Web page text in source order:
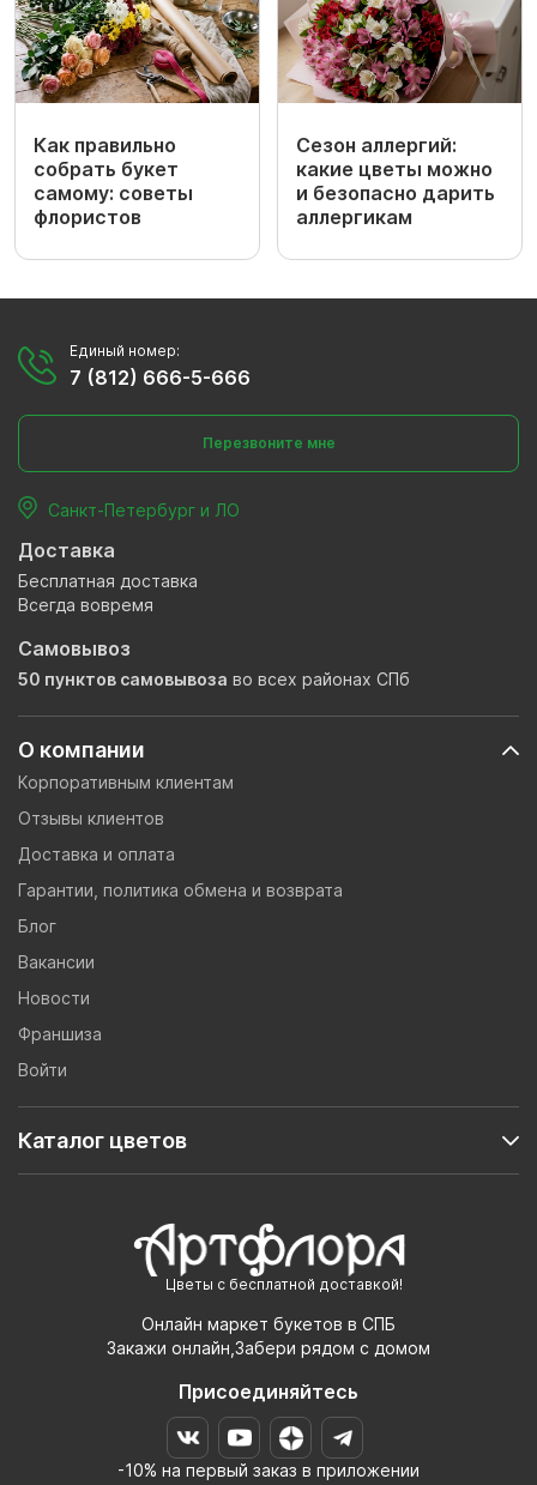
Как правильно
собрать букет
самому: советы
флористов
Сезон аллергий:
какие цветы можно
и безопасно дарить
аллергикам
Цветы с бесплатной доставкой!
Онлайн маркет букетов в СПБ
Закажи онлайн,Забери рядом с домом
Присоединяйтесь
-10% на первый заказ в приложении
О компании
Корпоративным клиентам
Отзывы клиентов
Доставка и оплата
Гарантии, политика обмена и возврата
Блог
Вакансии
Новости
Франшиза
Войти
Каталог цветов
Единый номер:
7 (812) 666-5-666
Перезвоните мне
Санкт-Петербург и ЛО
Доставка
Бесплатная доставка
Всегда вовремя
Самовывоз
50 пунктов самовывоза во всех районах СПб